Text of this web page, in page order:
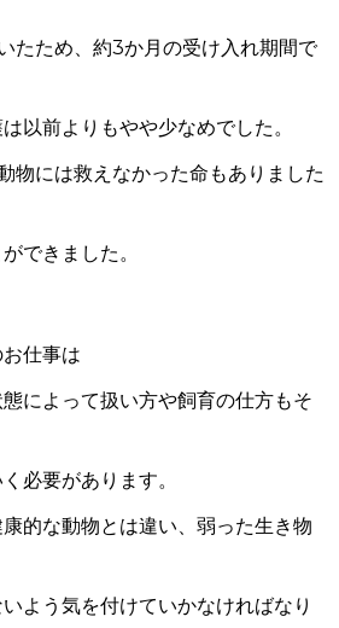
たため、約3か月の受け入れ期間で
以前よりもやや少なめでした。
物には救えなかった命もありました
できました。
仕事は
によって扱い方や飼育の仕方もそ
必要があります。
的な動物とは違い、弱った生き物
よう気を付けていかなければなり